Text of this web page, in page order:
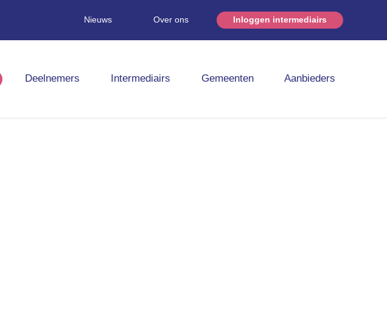
Nieuws Over ons Inloggen intermediairs
Deelnemers Intermediairs Gemeenten Aanbieders